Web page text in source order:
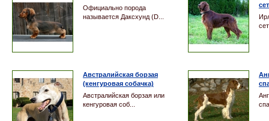
Официально порода
называется Даксхунд (D...
Австралийская борзая
(кенгуровая собачка)
Австралийская борзая или
кенгуровая соб...